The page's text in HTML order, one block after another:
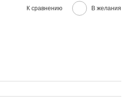
К сравнению В желания